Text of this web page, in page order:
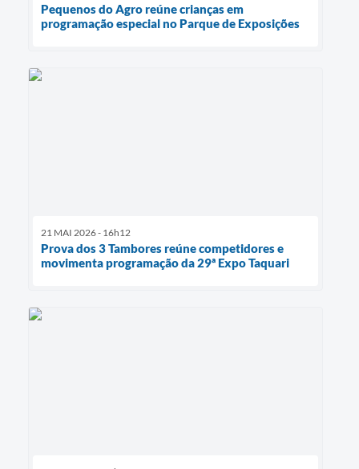
Pequenos do Agro reúne crianças em
programação especial no Parque de Exposições
21 MAI 2026 - 16h12
Prova dos 3 Tambores reúne competidores e
movimenta programação da 29ª Expo Taquari